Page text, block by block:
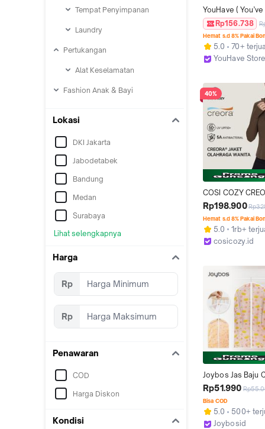
Tempat Penyimpanan
Laundry
Pertukangan
Alat Keselamatan
Fashion Anak & Bayi
Lokasi
DKI Jakarta
Jabodetabek
Bandung
Medan
Surabaya
Lihat selengkapnya
Harga
Rp
Rp
Penawaran
COD
Harga Diskon
Kondisi
YouHave (
Olahraga Anti UV
Matahari UV
UPF50+
Outdoor Baju
Atasan Olahraga
Jaket Y00007
Rp156.738
Hemat s.d 8% Pakai
5.0
70+
YouHave Store
40%
COSI COZY
Olahraga Airism
Pelindung
UPF50+
Rp198.900
Hemat s.d 8% Pakai
5.0
1rb+
cosicozy.id
Joybos Jas Baju
Motif Bunga
Air Anti Debu
Pakaian Ziplock
Rp51.990
Bisa COD
5.0
500+
Joybosid